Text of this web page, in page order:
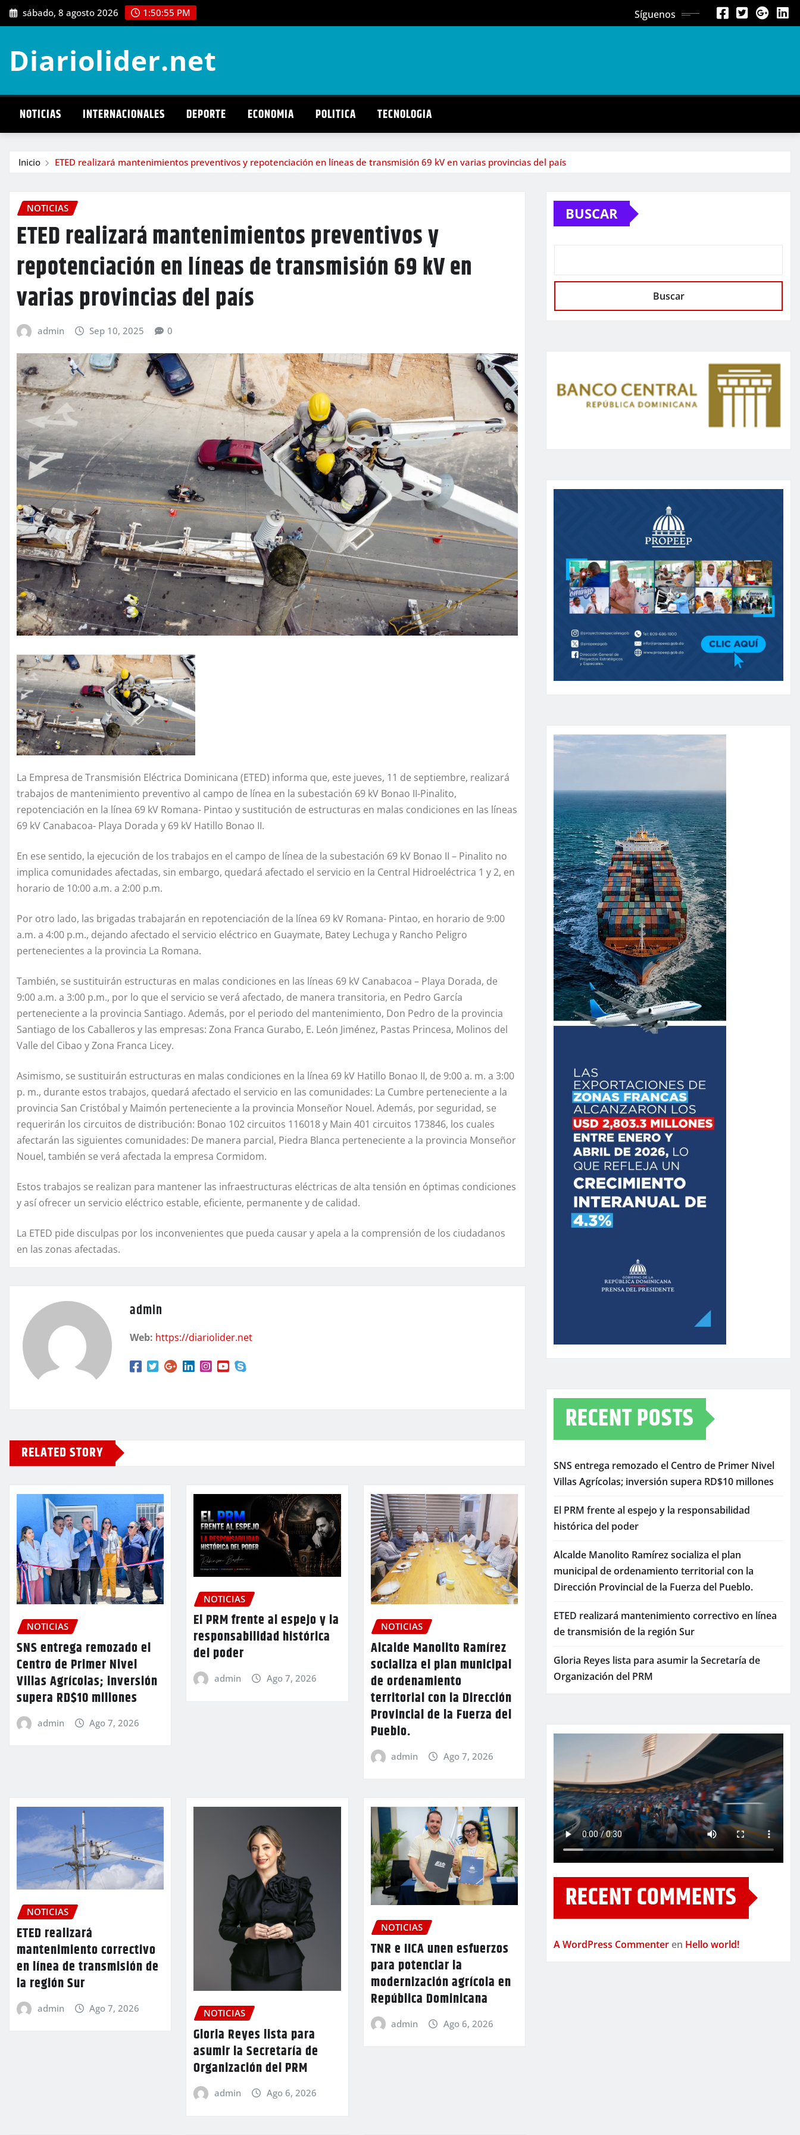
Saltar
al
sábado, 8 agosto 2026 1:50:57 PM Síguenos
Diariolider.net
NOTICIAS INTERNACIONALES DEPORTE ECONOMIA POLITICA TECNOLOGIA
Inicio ETED realizará mantenimientos preventivos y repotenciación en líneas de transmisión 69 kV en varias provincias del país
NOTICIAS
ETED realizará mantenimientos preventivos y
repotenciación en líneas de transmisión 69 kV en
varias provincias del país
admin Sep 10, 2025 0
La Empresa de Transmisión Eléctrica Dominicana (ETED) informa que, este jueves, 11 de septiembre, realizará
trabajos de mantenimiento preventivo al campo de línea en la subestación 69 kV Bonao II-Pinalito,
repotenciación en la línea 69 kV Romana- Pintao y sustitución de estructuras en malas condiciones en las líneas
69 kV Canabacoa- Playa Dorada y 69 kV Hatillo Bonao II.
En ese sentido, la ejecución de los trabajos en el campo de línea de la subestación 69 kV Bonao II – Pinalito no
implica comunidades afectadas, sin embargo, quedará afectado el servicio en la Central Hidroeléctrica 1 y 2, en
horario de 10:00 a.m. a 2:00 p.m.
Por otro lado, las brigadas trabajarán en repotenciación de la línea 69 kV Romana- Pintao, en horario de 9:00
a.m. a 4:00 p.m., dejando afectado el servicio eléctrico en Guaymate, Batey Lechuga y Rancho Peligro
pertenecientes a la provincia La Romana.
También, se sustituirán estructuras en malas condiciones en las líneas 69 kV Canabacoa – Playa Dorada, de
9:00 a.m. a 3:00 p.m., por lo que el servicio se verá afectado, de manera transitoria, en Pedro García
perteneciente a la provincia Santiago. Además, por el periodo del mantenimiento, Don Pedro de la provincia
Santiago de los Caballeros y las empresas: Zona Franca Gurabo, E. León Jiménez, Pastas Princesa, Molinos del
Valle del Cibao y Zona Franca Licey.
Asimismo, se sustituirán estructuras en malas condiciones en la línea 69 kV Hatillo Bonao II, de 9:00 a. m. a 3:00
p. m., durante estos trabajos, quedará afectado el servicio en las comunidades: La Cumbre perteneciente a la
provincia San Cristóbal y Maimón perteneciente a la provincia Monseñor Nouel. Además, por seguridad, se
requerirán los circuitos de distribución: Bonao 102 circuitos 116018 y Main 401 circuitos 173846, los cuales
afectarán las siguientes comunidades: De manera parcial, Piedra Blanca perteneciente a la provincia Monseñor
Nouel, también se verá afectada la empresa Cormidom.
Estos trabajos se realizan para mantener las infraestructuras eléctricas de alta tensión en óptimas condiciones
y así ofrecer un servicio eléctrico estable, eficiente, permanente y de calidad.
La ETED pide disculpas por los inconvenientes que pueda causar y apela a la comprensión de los ciudadanos
en las zonas afectadas.
admin
Web: https://diariolider.net
RELATED STORY
NOTICIAS
SNS entrega remozado el
Centro de Primer Nivel
Villas Agrícolas; inversión
supera RD$10 millones
admin Ago 7, 2026
NOTICIAS
El PRM frente al espejo y la
responsabilidad histórica
del poder
admin Ago 7, 2026
NOTICIAS
Alcalde Manolito Ramírez
socializa el plan municipal
de ordenamiento
territorial con la Dirección
Provincial de la Fuerza del
Pueblo.
admin Ago 7, 2026
NOTICIAS
ETED realizará
mantenimiento correctivo
en línea de transmisión de
la región Sur
admin Ago 7, 2026 NOTICIAS
Gloria Reyes lista para
asumir la Secretaría de
Organización del PRM
admin Ago 6, 2026
NOTICIAS
TNR e IICA unen esfuerzos
para potenciar la
modernización agrícola en
República Dominicana
admin Ago 6, 2026
BUSCAR
Buscar
RECENT POSTS
SNS entrega remozado el Centro de Primer Nivel
Villas Agrícolas; inversión supera RD$10 millones
El PRM frente al espejo y la responsabilidad
histórica del poder
Alcalde Manolito Ramírez socializa el plan
municipal de ordenamiento territorial con la
Dirección Provincial de la Fuerza del Pueblo.
ETED realizará mantenimiento correctivo en línea
de transmisión de la región Sur
Gloria Reyes lista para asumir la Secretaría de
Organización del PRM
RECENT COMMENTS
A WordPress Commenter en Hello world!